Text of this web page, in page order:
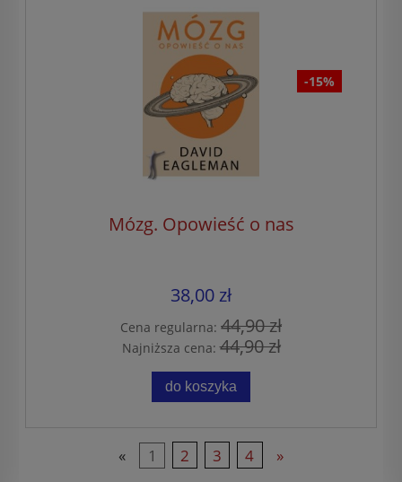
-15%
Mózg. Opowieść o nas
38,00 zł
Cena regularna: 44,90 zł
Najniższa cena:44,90 zł
do koszyka
« 1 2 3 4 »